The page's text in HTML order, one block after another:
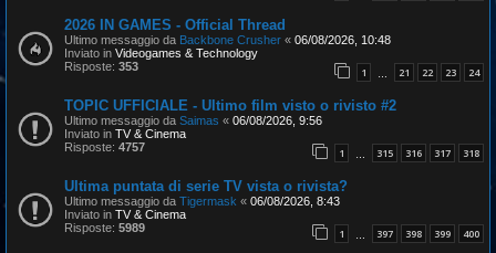
2026 IN GAMES - Official Thread
Ultimo messaggio da Backbone Crusher « 06/08/2026, 10:48
Inviato in Videogames & Technology
Risposte: 353 1 21 22 23 24
TOPIC UFFICIALE - Ultimo film visto o rivisto #2
Ultimo messaggio da Saimas « 06/08/2026, 9:56
Inviato in TV & Cinema
Risposte: 4757 1 315 316 317 318
Ultima puntata di serie TV vista o rivista?
Ultimo messaggio da Tigermask « 06/08/2026, 8:43
Inviato in TV & Cinema
Risposte: 5989 1 … 397 398 399 400